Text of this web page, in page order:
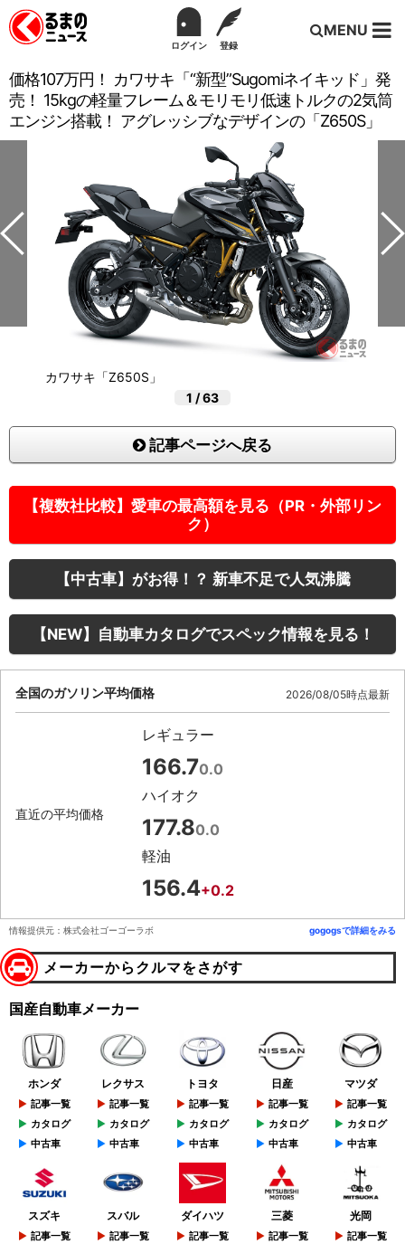
ログイン 登録
MENU
価格107万円！ カワサキ「“新型”Sugomiネイキッド」発
売！ 15kgの軽量フレーム＆モリモリ低速トルクの2気筒
エンジン搭載！ アグレッシブなデザインの「Z650S」
カワサキ「Z650S」
1 /63
記事ページへ戻る
【複数社比較】愛車の最高額を見る（PR・外部リン
ク）
【中古車】がお得！？ 新車不足で人気沸騰
【NEW】自動車カタログでスペック情報を見る！
全国のガソリン平均価格 2026/08/05時点最新
直近の平均価格
レギュラー
166.70.0
ハイオク
177.80.0
軽油
156.4+0.2
情報提供元：株式会社ゴーゴーラボ gogogsで詳細をみる
メーカーからクルマをさがす
国産自動車メーカー
ホンダ
記事一覧
カタログ
中古車
レクサス
記事一覧
カタログ
中古車
トヨタ
記事一覧
カタログ
中古車
日産
記事一覧
カタログ
中古車
マツダ
記事一覧
カタログ
中古車
スズキ
記事一覧
スバル
記事一覧
ダイハツ
記事一覧
三菱
記事一覧
光岡
記事一覧